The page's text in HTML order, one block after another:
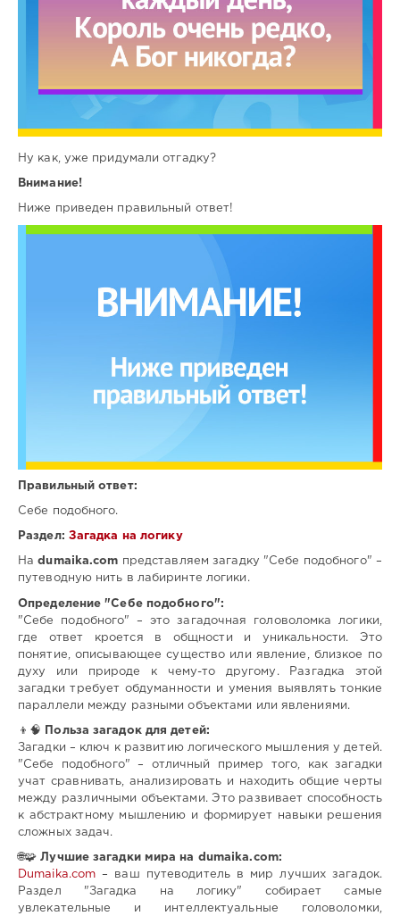
Ну как, уже придумали отгадку?
Внимание!
Ниже приведен правильный ответ!
Правильный ответ:
Себе подобного.
Раздел: Загадка на логику
Наdumaika.com представляем загадку "Себе подобного" –
путеводную нить в лабиринте логики.
Определение "Себе подобного":
"Себе подобного" – это загадочная головоломка логики,
где ответ кроется в общности и уникальности. Это
понятие, описывающее существо или явление, близкое по
духу или природе к чему-то другому. Разгадка этой
загадки требует обдуманности и умения выявлять тонкие
параллели между разными объектами или явлениями.
👦🧠
Польза загадок для детей:
Загадки – ключ к развитию логического мышления у детей.
"Себе подобного" – отличный пример того, как загадки
учат сравнивать, анализировать и находить общие черты
между различными объектами. Это развивает способность
к абстрактному мышлению и формирует навыки решения
сложных задач.
🌐🧩Лучшие загадки мира на dumaika.com:
Dumaika.com – ваш путеводитель в мир лучших загадок.
Раздел "Загадка на логику" собирает самые
увлекательные и интеллектуальные головоломки,